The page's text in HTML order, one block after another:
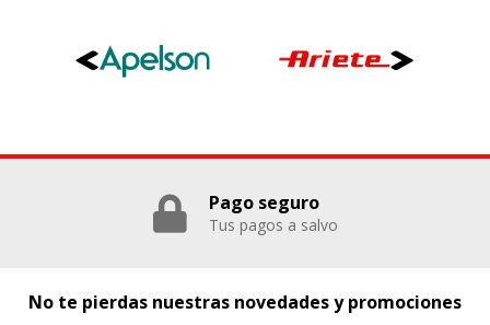
Pago seguro
Tus pagos a salvo
No te pierdas nuestras novedades y promociones